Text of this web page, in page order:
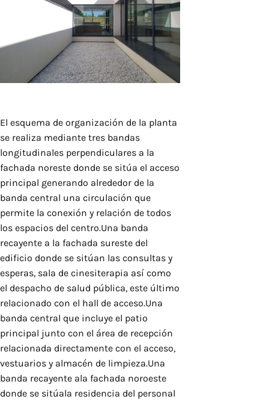
El esquema de organización de la planta
se realiza mediante tres bandas
longitudinales perpendiculares a la
fachada noreste donde se sitúa el acceso
principal generando alrededor de la
banda central una circulación que
permite la conexión y relación de todos
los espacios del centro.Una banda
recayente a la fachada sureste del
edificio donde se sitúan las consultas y
esperas, sala de cinesiterapia así como
el despacho de salud pública, este último
relacionado con el hall de acceso.Una
banda central que incluye el patio
principal junto con el área de recepción
relacionada directamente con el acceso,
vestuarios y almacén de limpieza.Una
banda recayente ala fachada noroeste
donde se sitúala residencia del personal